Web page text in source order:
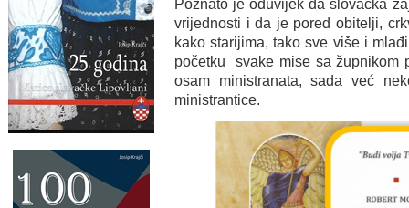
Poznato je oduvijek da slovačka
vrijednosti i da je pored obitelji,
kako starijima, tako sve više i
početku svake mise sa župnikom
osam ministranata, sada već
ministrantice.